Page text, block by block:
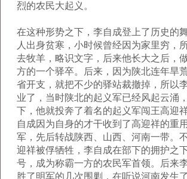
烈的农民大起义。
在这种形势之下，李自成登上了历史的
人出身贫寒，小时候曾经因为家里穷，
去牧羊，略识文字，后来他长大之后，
方的一个驿卒。后来，因为陕北连年旱
省开支，就把不少的驿站裁撤掉，所以
业了，当时陕北的起义军已经风起云涌
下，他就投奔了着名的起义军闯王高迎
自成因为自身的才干收到了高迎祥的重
军，先后转战陕西、山西、河南一带。
迎祥被俘牺牲，李自成在部下的拥护之
号，成为称霸一方的农民军首领。后来
胜了明军的几次围剿，在听说河南发生